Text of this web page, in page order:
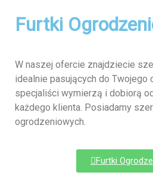
Furtki
W naszej ofercie znajdziecie
idealnie pasujących do Twojego
specjaliści wymierzą i dobiorą
każdego klienta. Posiadamy
ogrodzeniowych.
Furtki